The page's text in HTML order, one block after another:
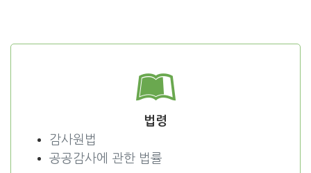
법령
감사원법
공공감사에 관한 법률